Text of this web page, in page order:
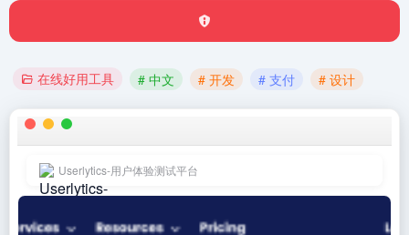
在线好用工具 # 中文 # 开发 # 支付 # 设计
Userlytics-用户体验测试平台